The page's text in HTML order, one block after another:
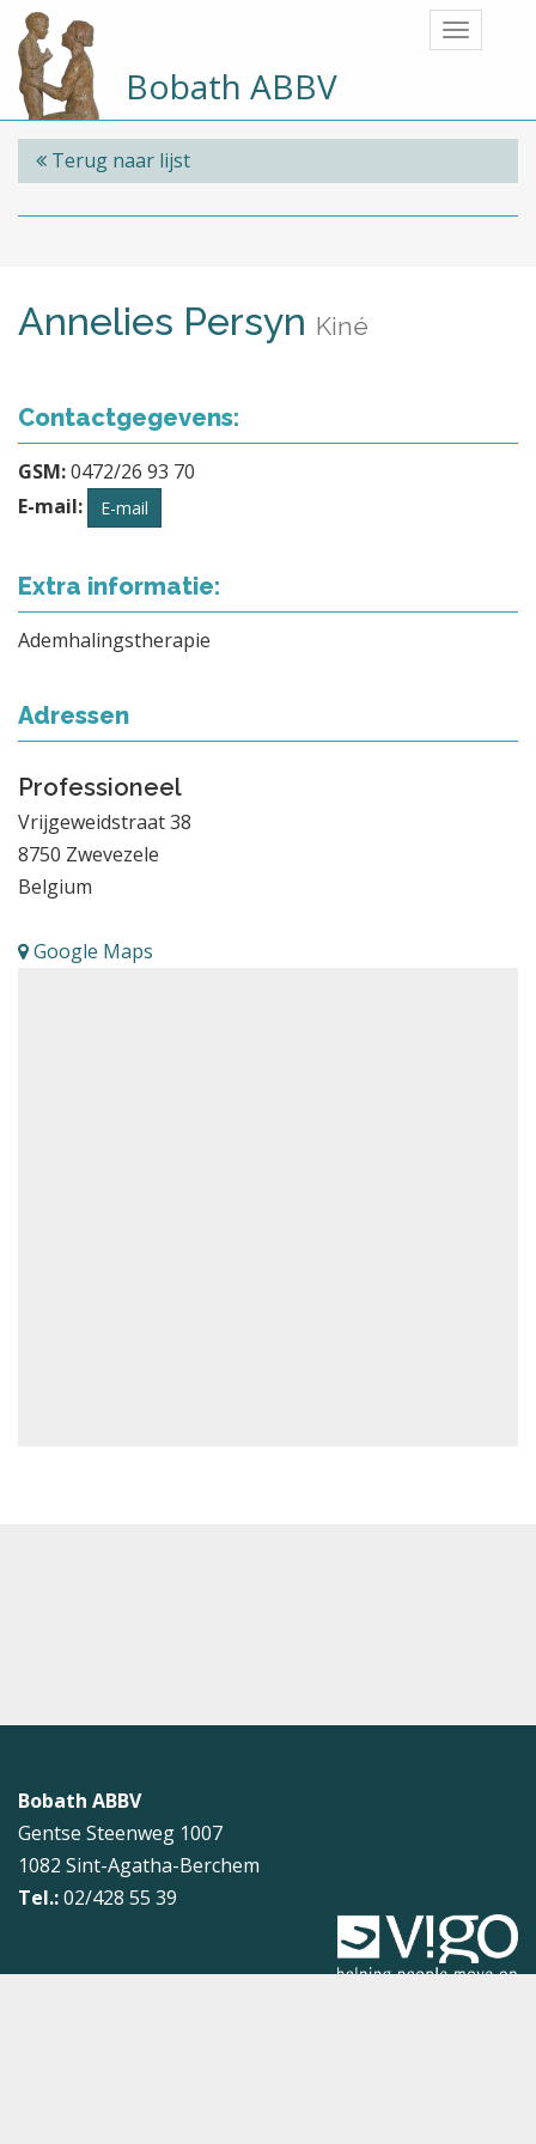
Bobath ABBV
Terug naar lijst
Annelies Persyn Kiné
Contactgegevens:
GSM:0472/26 93 70
E-mail:
E-mail
Extra informatie:
Ademhalingstherapie
Adressen
Professioneel
Vrijgeweidstraat 38
8750 Zwevezele
Belgium
Google Maps
Bobath ABBV
Gentse Steenweg 1007
1082 Sint-Agatha-Berchem
Tel.:02/428 55 39